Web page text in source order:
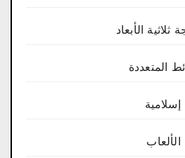
ثلاثية الأبعاد
المتعددة
إسلامية
الألعاب